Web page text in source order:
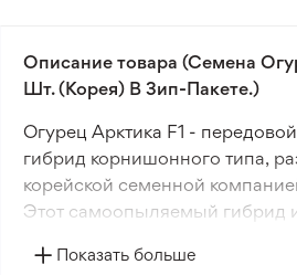
Описание товара (Семена
Шт. (Корея) В Зип-Пакете.)
Огурец Арктика F1 -
гибрид корнишонного типа,
корейской семенной
Этот самоопыляемый гибрид
предназначен для
Показать больше